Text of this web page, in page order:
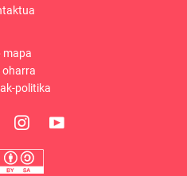
mapa
oharra
politika